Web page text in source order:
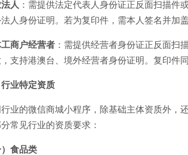
人 ：需提供法定代表人身份证正反面扫描件
人身份证明。若为复印件，需本人签名并加
商户经营者 ：需提供经营者身份证正反面扫
支持港澳台、境外经营者身份证明。复印件
业特定资质
业的微信商城小程序，除基础主体资质外，
常见行业的资质要求：
）食品类